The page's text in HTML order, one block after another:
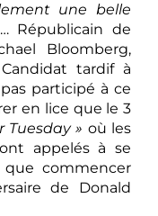
une belle
Républicain de
Bloomberg,
tardif à
participé à ce
en lice que le 3
Tuesday » où les
appelés à se
que commencer
de Donald